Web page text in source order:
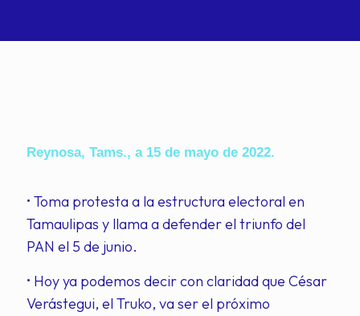
Reynosa, Tams., a 15 de mayo de 2022.
• Toma protesta a la estructura electoral en
Tamaulipas y llama a defender el triunfo del
PAN el 5 de junio.
• Hoy ya podemos decir con claridad que César
Verástegui, el Truko, va ser el próximo